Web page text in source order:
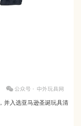
并入选亚马逊圣诞玩具清